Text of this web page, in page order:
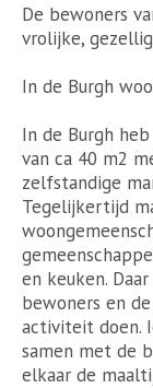
De bewoners
vrolijke,
In de Burgh
In de Burgh
van ca 40 m2
zelfstandige
Tegelijkertijd
en keuken.
bewoners en
activiteit doen.
samen met de
elkaar de